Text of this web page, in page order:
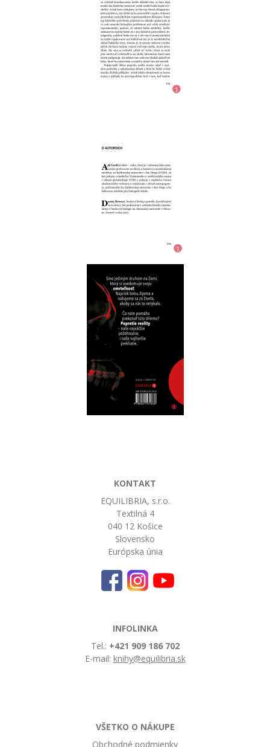
KONTAKT
EQUILIBRIA, s.r.o.
Textilná 4
040 12 Košice
Slovensko
Európska únia
INFOLINKA
Tel.: +421 909 186 702
E-mail: knihy@equilibria.sk
VŠETKO O NÁKUPE
Obchodné podmienky